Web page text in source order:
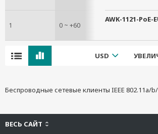
AWK-1121-PoE-
1 0 ~ +60
USD
Беспроводные сетевые клиенты IEEE 802.11a/
ВЕСЬ САЙТ